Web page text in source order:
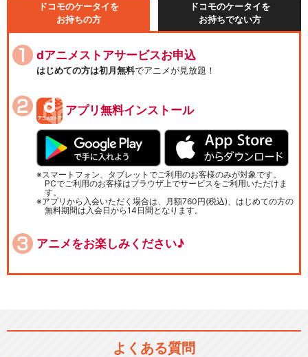
ドコモのケータイを
お持ちの方
ドコモのケータイを
お持ちでない方
dアニメストアサービスお申込
はじめての方は初月無料でアニメが見放題！
アプリ無料インストール
スマートフォン、タブレットでご利用のお客様のみが対象です。
PCでご利用のお客様はブラウザ上でサービスをご利用いただけま
す。
アプリから入会いただく場合は、月額760円(税込)、はじめての方の
無料期間は入会日から14日間となります。
アニメをお楽しみください♪
よくある質問